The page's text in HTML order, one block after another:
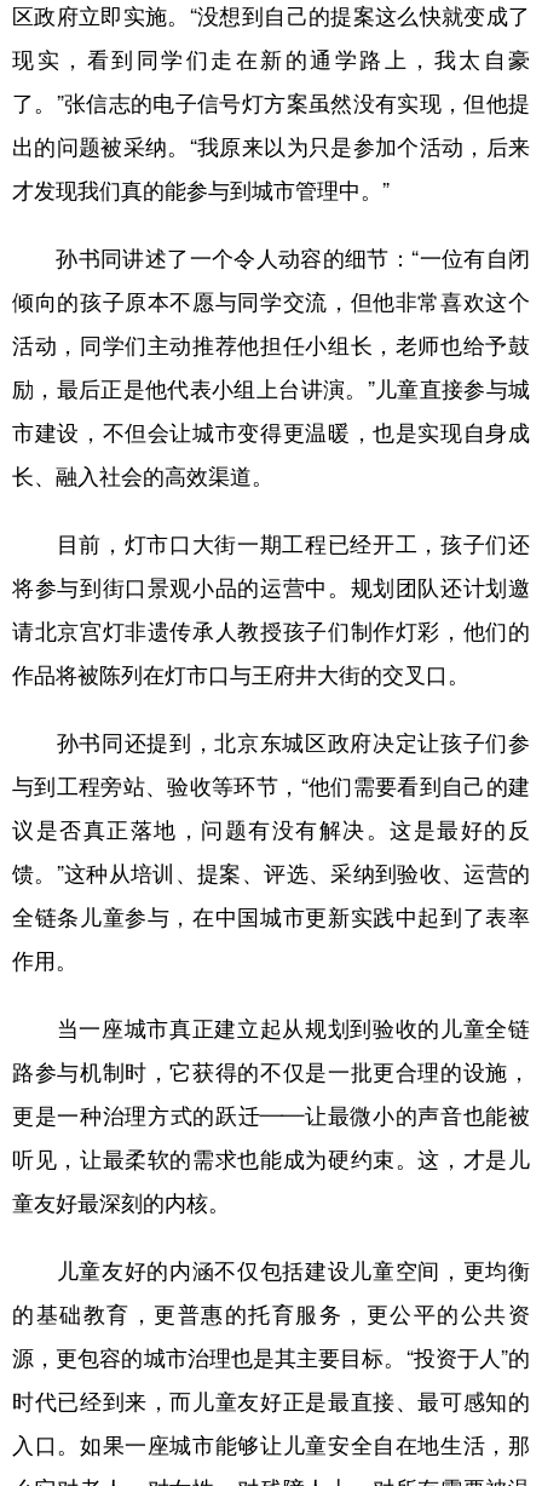
区政府立即实施。“没想到自己的提案这么快就变成了
现实，看到同学们走在新的通学路上，我太自豪
了。”张信志的电子信号灯方案虽然没有实现，但他提
出的问题被采纳。“我原来以为只是参加个活动，后来
才发现我们真的能参与到城市管理中。”
孙书同讲述了一个令人动容的细节：“一位有自闭
倾向的孩子原本不愿与同学交流，但他非常喜欢这个
活动，同学们主动推荐他担任小组长，老师也给予鼓
励，最后正是他代表小组上台讲演。”儿童直接参与城
市建设，不但会让城市变得更温暖，也是实现自身成
长、融入社会的高效渠道。
目前，灯市口大街一期工程已经开工，孩子们还
将参与到街口景观小品的运营中。规划团队还计划邀
请北京宫灯非遗传承人教授孩子们制作灯彩，他们的
作品将被陈列在灯市口与王府井大街的交叉口。
孙书同还提到，北京东城区政府决定让孩子们参
与到工程旁站、验收等环节，“他们需要看到自己的建
议是否真正落地，问题有没有解决。这是最好的反
馈。”这种从培训、提案、评选、采纳到验收、运营的
全链条儿童参与，在中国城市更新实践中起到了表率
作用。
当一座城市真正建立起从规划到验收的儿童全链
路参与机制时，它获得的不仅是一批更合理的设施，
更是一种治理方式的跃迁——让最微小的声音也能被
听见，让最柔软的需求也能成为硬约束。这，才是儿
童友好最深刻的内核。
儿童友好的内涵不仅包括建设儿童空间，更均衡
的基础教育，更普惠的托育服务，更公平的公共资
源，更包容的城市治理也是其主要目标。“投资于人”的
时代已经到来，而儿童友好正是最直接、最可感知的
入口。如果一座城市能够让儿童安全自在地生活，那